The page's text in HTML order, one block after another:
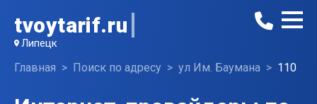
tvoytarif.ru
Липецк
Главная Поиск по адресу ул Им. Баумана 110